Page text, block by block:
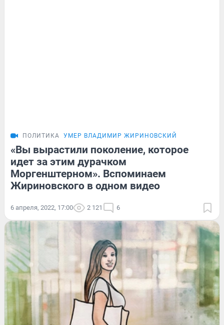
ПОЛИТИКА УМЕР ВЛАДИМИР ЖИРИНОВСКИЙ
«Вы вырастили поколение, которое
идет за этим дурачком
Моргенштерном». Вспоминаем
Жириновского в одном видео
6 апреля, 2022, 17:00 2 121 6